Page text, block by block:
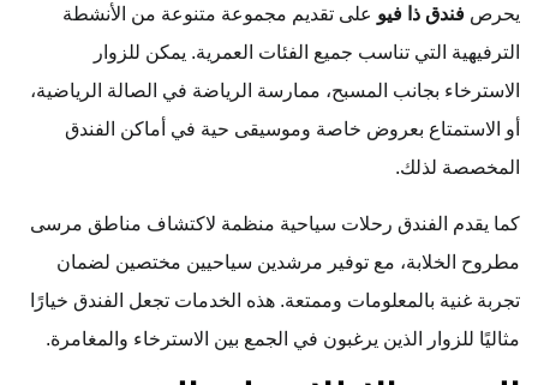
يحرص فندق ذا فيو على تقديم مجموعة متنوعة من الأنشطة
الترفيهية التي تناسب جميع الفئات العمرية. يمكن للزوار
الاسترخاء بجانب المسبح، ممارسة الرياضة في الصالة الرياضية،
أو الاستمتاع بعروض خاصة وموسيقى حية في أماكن الفندق
المخصصة لذلك.
كما يقدم الفندق رحلات سياحية منظمة لاكتشاف مناطق مرسى
مطروح الخلابة، مع توفير مرشدين سياحيين مختصين لضمان
تجربة غنية بالمعلومات وممتعة. هذه الخدمات تجعل الفندق خيارًا
مثاليًا للزوار الذين يرغبون في الجمع بين الاسترخاء والمغامرة.